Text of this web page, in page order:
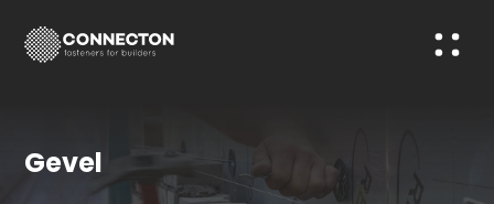
Gevel